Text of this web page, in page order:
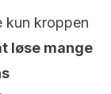
kun kroppen
løse mange